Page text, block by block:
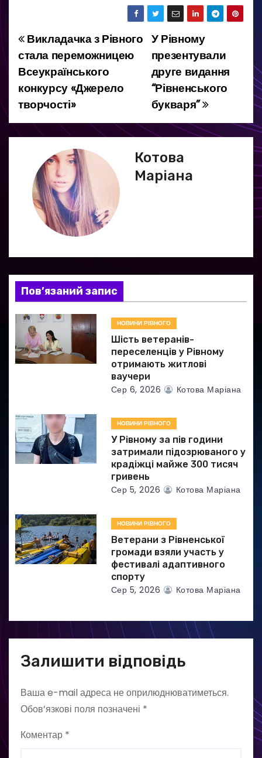
Н
а
в
і
г
з
а
п
и
с
в
У Рівному
презентували
друге видання
“Рівненського
букваря”
Викладачка з Рівного
стала переможницею
Всеукраїнського
конкурсу «Джерело
творчості»
Котова
Маріана
Пов’язаний запис
НОВИНИ РІВНОГО
Шість ветеранів-
переселенців у Рівному
отримають житлові
ваучери
Сер 6, 2026 Котова Маріана
НОВИНИ РІВНОГО
У Рівному за пів години
затримали підозрюваного у
крадіжці майже 300 тисяч
гривень
Сер 5, 2026 Котова Маріана
НОВИНИ РІВНОГО
Ветерани з Рівненської
громади взяли участь у
фестивалі адаптивного
спорту
Сер 5, 2026 Котова Маріана
Залишити відповідь
Ваша e-mail адреса не оприлюднюватиметься.
Обов’язкові поля позначені *
Коментар *